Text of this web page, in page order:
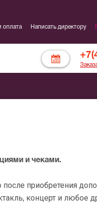
оплата Написать директору
и чеками.
приобретения
концерт и любое